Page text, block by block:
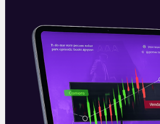
Banco Central Chinês
pressão sobre o
Jack Ma